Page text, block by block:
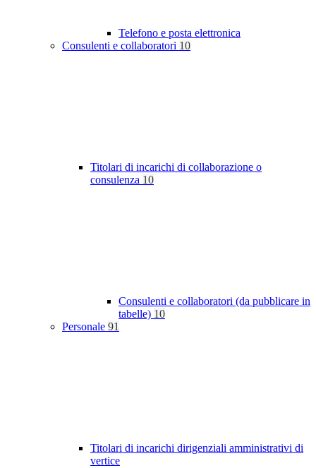
Telefono e posta elettronica
Consulenti e collaboratori 10
Titolari di incarichi di collaborazione o
consulenza 10
Consulenti e collaboratori (da pubblicare in
tabelle) 10
Personale 91
Titolari di incarichi dirigenziali amministrativi di
vertice